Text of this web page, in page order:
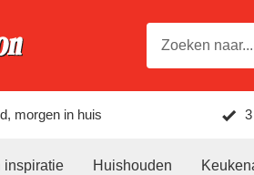
morgen in huis
inspiratie Huishouden